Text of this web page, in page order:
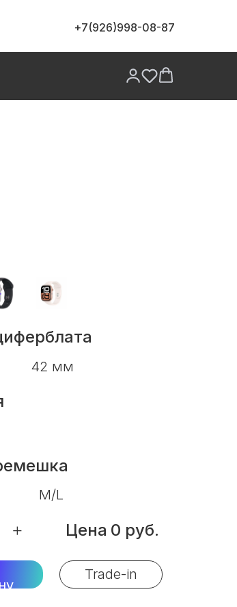
+7(926)998-08-87
M/L
42 мм
Цена
Trade-in
0 руб.
+